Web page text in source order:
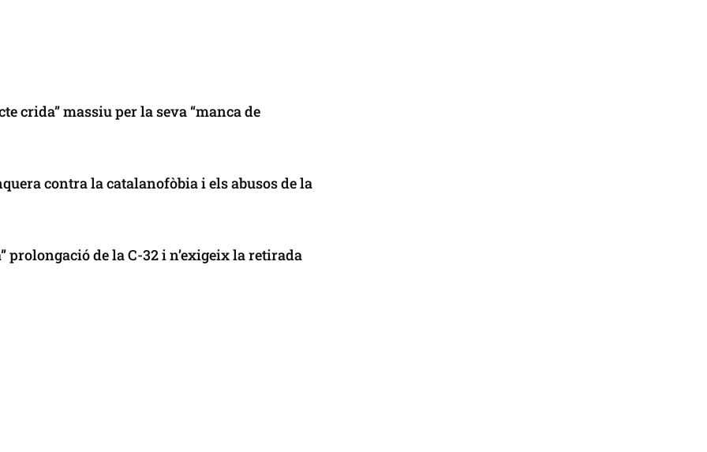
crida” massiu per la seva “manca de
contra la catalanofòbia i els abusos de la
prolongació de la C-32 i n’exigeix la retirada